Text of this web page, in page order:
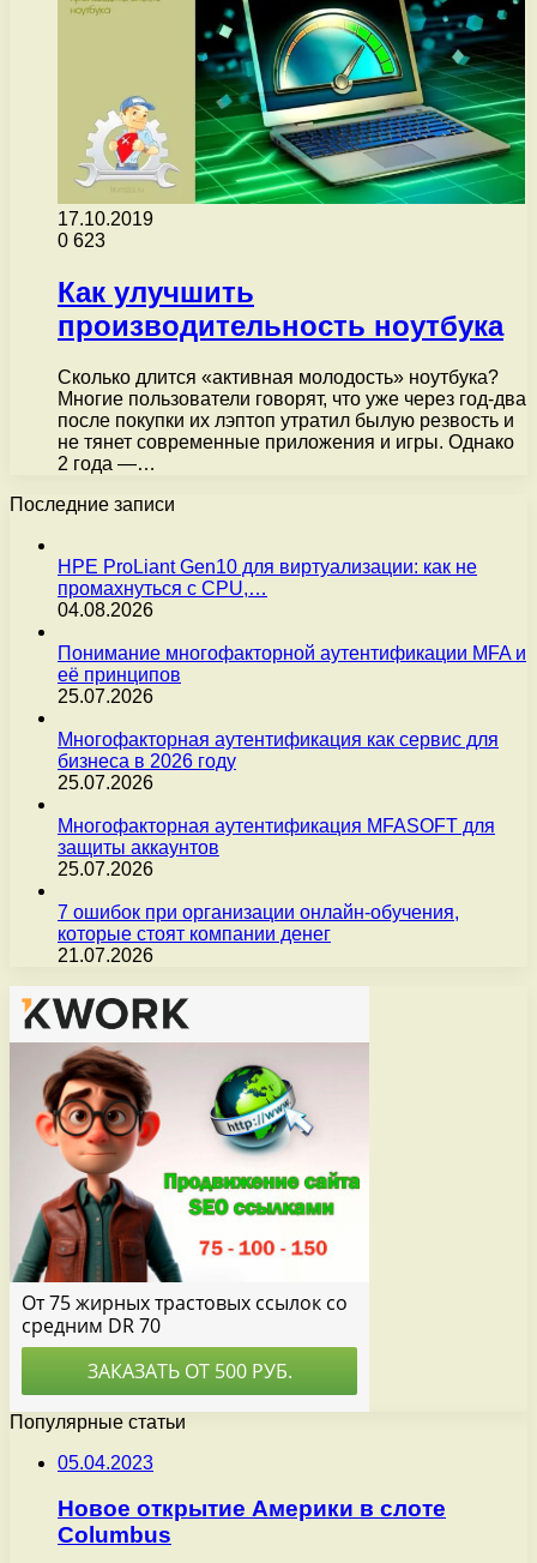
17.10.2019
0 623
Как улучшить
производительность ноутбука
Сколько длится «активная молодость» ноутбука?
Многие пользователи говорят, что уже через год-два
после покупки их лэптоп утратил былую резвость и
не тянет современные приложения и игры. Однако
2 года —…
Последние записи
HPE ProLiant Gen10 для виртуализации: как не
промахнуться с CPU,…
04.08.2026
Понимание многофакторной аутентификации MFA и
её принципов
25.07.2026
Многофакторная аутентификация как сервис для
бизнеса в 2026 году
25.07.2026
Многофакторная аутентификация MFASOFT для
защиты аккаунтов
25.07.2026
7 ошибок при организации онлайн-обучения,
которые стоят компании денег
21.07.2026
Популярные статьи
05.04.2023
Новое открытие Америки в слоте
Columbus